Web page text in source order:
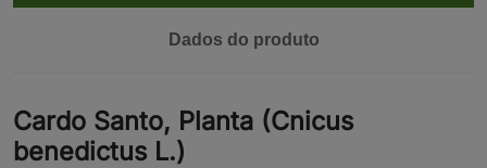
Dados do produto
Cardo Santo, Planta (Cnicus
benedictus L.)